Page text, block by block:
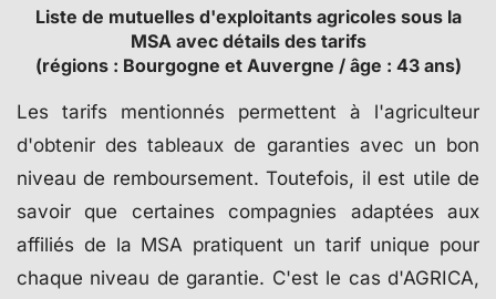
Liste de mutuelles d'exploitants agricoles sous la
MSA avec détails des tarifs
(régions : Bourgogne et Auvergne / âge : 43 ans)
Les tarifs mentionnés permettent à l'agriculteur
d'obtenir des tableaux de garanties avec un bon
niveau de remboursement. Toutefois, il est utile de
savoir que certaines compagnies adaptées aux
affiliés de la MSA pratiquent un tarif unique pour
chaque niveau de garantie. C'est le cas d'AGRICA,